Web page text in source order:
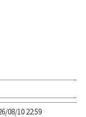
08/10 22:59